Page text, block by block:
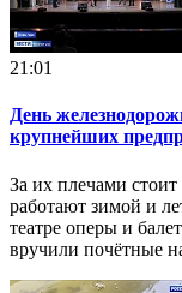
21:01
День
крупнейших
За их плечами
работают зимой и
театре оперы и
вручили почётные